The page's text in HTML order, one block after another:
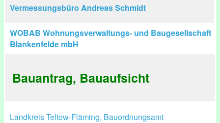
Vermessungsbüro Andreas Schmidt
WOBAB Wohnungsverwaltungs- und Baugesellschaft
Blankenfelde mbH
Bauantrag, Bauaufsicht
Landkreis Teltow-Fläming, Bauordnungsamt